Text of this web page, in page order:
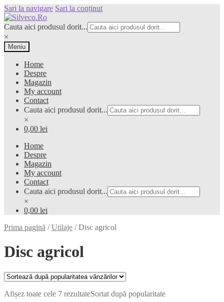
Sari la navigare Sari la conținut
Cauta aici produsul dorit...
×
Meniu
Home
Despre
Magazin
My account
Contact
Cauta aici produsul dorit...
×
0,00 lei
Home
Despre
Magazin
My account
Contact
Cauta aici produsul dorit...
×
0,00 lei
Prima pagină /Utilaje /Disc agricol
Disc agricol
Afișez toate cele 7 rezultateSortat după popularitate